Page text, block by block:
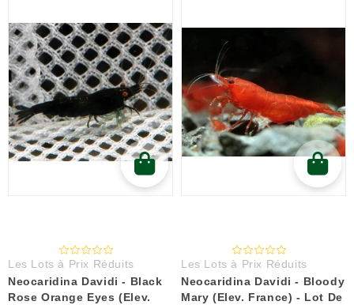
Les Lots à Prix Réduits
Neocaridina Davidi - Black
Rose Orange Eyes (Elev.
Les Lots à Prix Réduits
Neocaridina Davidi - Bloody
Mary (Elev. France) - Lot De